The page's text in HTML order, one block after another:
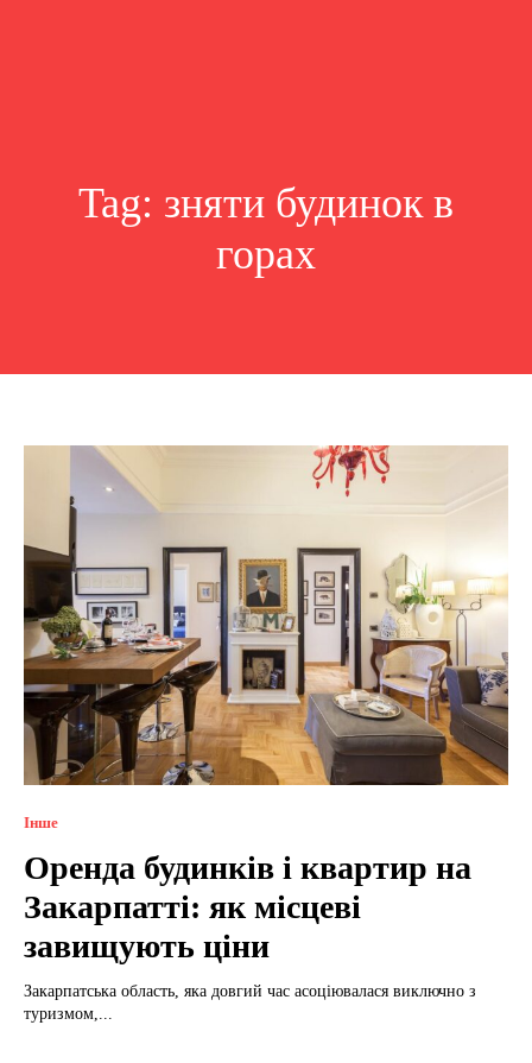
Tag: зняти будинок в
горах
Інше
Оренда будинків і квартир на
Закарпатті: як місцеві
завищують ціни
Закарпатська область, яка довгий час асоціювалася виключно з
туризмом,...